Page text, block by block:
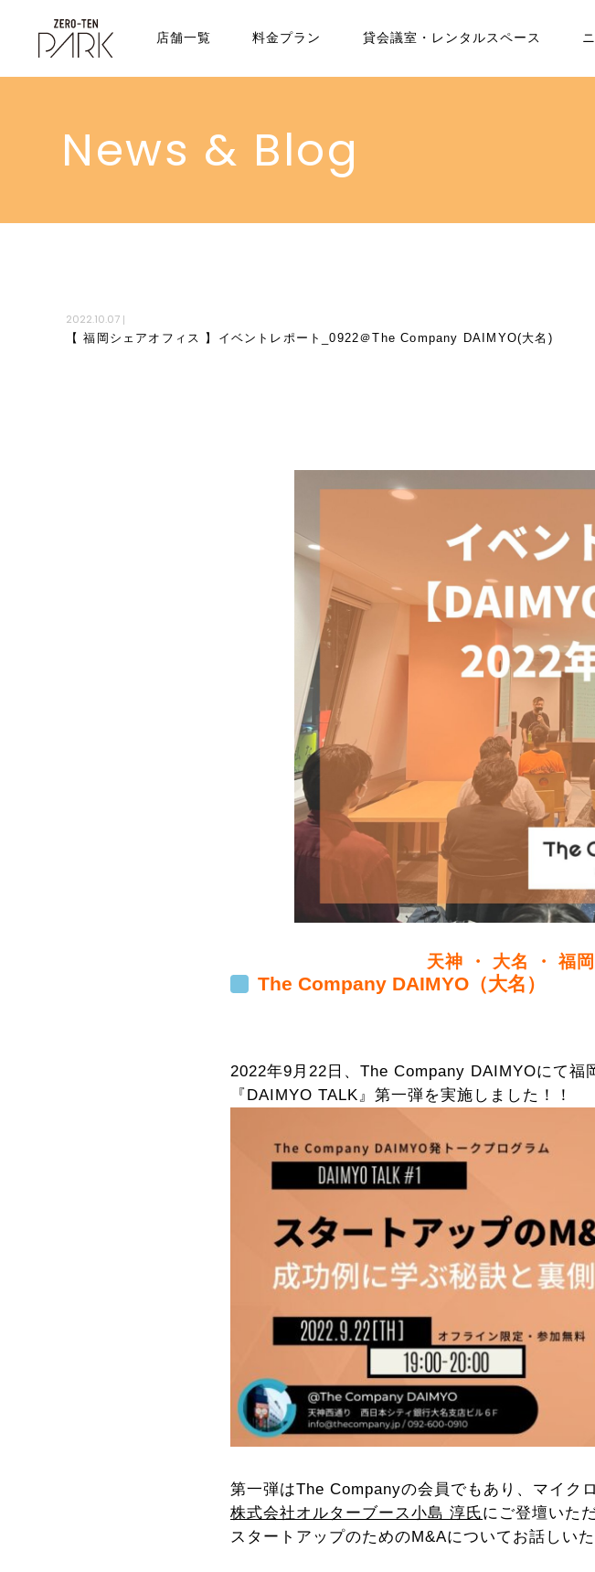
店舗一覧 料金プラン 貸会議室・レンタルスペース
News & Blog
2022.10.07
【 福岡シェアオフィス 】イベントレポート_0922＠The Company DAIMYO(大名)
天神 ・ 大名 ・ 福
The Company DAIMYO（大名）
2022年9月22日、The Company DAIMYOにて福
『DAIMYO TALK』第一弾を実施しました！！
第一弾はThe Companyの会員でもあり、マイク
株式会社オルターブース小島 淳氏にご登壇いただ
スタートアップのためのM&Aについてお話しい